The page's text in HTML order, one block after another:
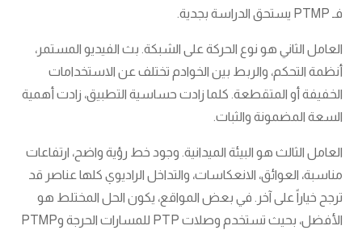
فـ PTMP يستحق الدراسة بجدية.
العامل الثاني هو نوع الحركة على الشبكة. بث الفيديو المستمر،
أنظمة التحكم، والربط بين الخوادم تختلف عن الاستخدامات
الخفيفة أو المتقطعة. كلما زادت حساسية التطبيق، زادت أهمية
السعة المضمونة والثبات.
العامل الثالث هو البيئة الميدانية. وجود خط رؤية واضح، ارتفاعات
مناسبة، العوائق، الانعكاسات، والتداخل الراديوي كلها عناصر قد
ترجح خياراً على آخر. في بعض المواقع، يكون الحل المختلط هو
الأفضل، بحيث تستخدم وصلات PTP للمسارات الحرجة وPTMP